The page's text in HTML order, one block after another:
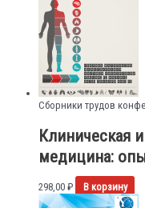
Сборники трудов
Клиническая
медицина:
298,00 ₽ В корзину